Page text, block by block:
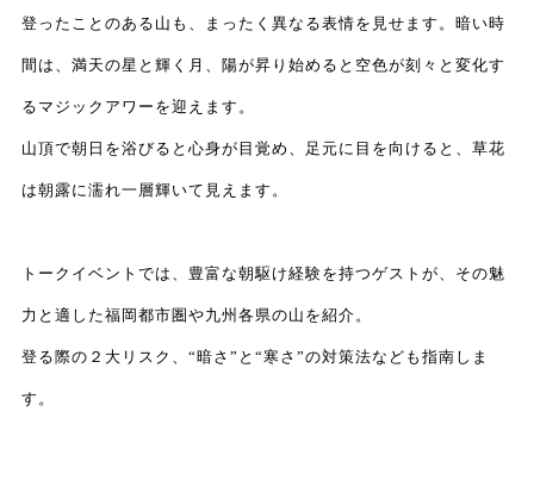
登ったことのある山も、まったく異なる表情を見せます。暗い時
間は、満天の星と輝く月、陽が昇り始めると空色が刻々と変化す
るマジックアワーを迎えます。
山頂で朝日を浴びると心身が目覚め、足元に目を向けると、草花
は朝露に濡れ一層輝いて見えます。
トークイベントでは、豊富な朝駆け経験を持つゲストが、その魅
力と適した福岡都市圏や九州各県の山を紹介。
登る際の２大リスク、“暗さ”と“寒さ”の対策法なども指南しま
す。